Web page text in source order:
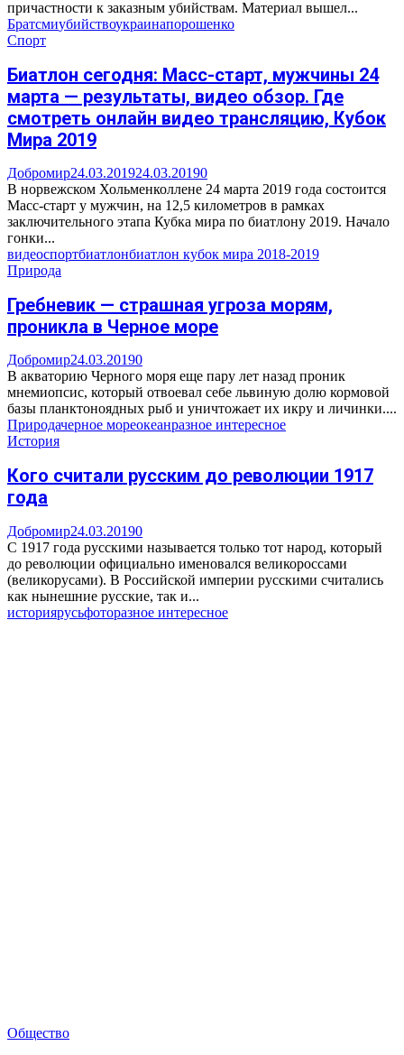
причастности к заказным убийствам. Материал вышел...
Братсмиубийствоукраинапорошенко
Спорт
Биатлон сегодня: Масс-старт, мужчины 24
марта — результаты, видео обзор. Где
смотреть онлайн видео трансляцию, Кубок
Мира 2019
Добромир24.03.201924.03.20190
В норвежском Хольменколлене 24 марта 2019 года состоится
Масс-старт у мужчин, на 12,5 километров в рамках
заключительного этапа Кубка мира по биатлону 2019. Начало
гонки...
видеоспортбиатлонбиатлон кубок мира 2018-2019
Природа
Гребневик — страшная угроза морям,
проникла в Черное море
Добромир24.03.20190
В акваторию Черного моря еще пару лет назад проник
мнемиопсис, который отвоевал себе львиную долю кормовой
базы планктоноядных рыб и уничтожает их икру и личинки....
Природачерное мореокеанразное интересное
История
Кого считали русским до революции 1917
года
Добромир24.03.20190
С 1917 года русскими называется только тот народ, который
до революции официально именовался великороссами
(великорусами). В Российской империи русскими считались
как нынешние русские, так и...
историярусьфоторазное интересное
Общество